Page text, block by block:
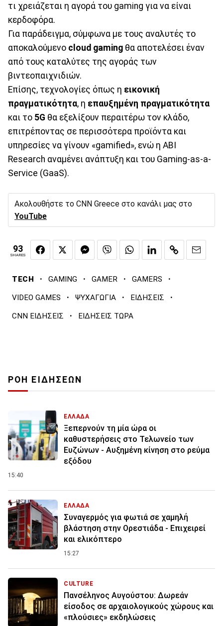
τι χρειάζεται η αγορά του gaming για να είναι
κερδοφόρα.
Για παράδειγμα, σύμφωνα με τους αναλυτές το
αποκαλούμενο cloud gaming θα αποτελέσει έναν
από τους καταλύτες της αγοράς των
βιντεοπαιχνιδιών.
Επίσης, τεχνολογίες όπως η εικονική
πραγματικότητα, η επαυξημένη πραγματικότητα
και το 5G θα εξελίξουν περαιτέρω τον κλάδο,
επιτρέποντας σε περισσότερα προϊόντα και
υπηρεσίες να γίνουν «gamified», ενώ η ABI
Research αναμένει ανάπτυξη και του Gaming-as-a-
Service (GaaS).
Ακολουθήστε το CNN Greece στο κανάλι μας στο
YouTube
93
SHARES
TECH · GAMING · GAMER · GAMERS ·
VIDEO GAMES · ΨΥΧΑΓΩΓΙΑ · ΕΙΔΗΣΕΙΣ ·
CNN ΕΙΔΗΣΕΙΣ · ΕΙΔΗΣΕΙΣ ΤΩΡΑ
ΡΟΗ ΕΙΔΗΣΕΩΝ
ΕΛΛΑΔΑ
Ξεπερνούν τη μία ώρα οι
καθυστερήσεις στο Τελωνείο των
Ευζώνων - Αυξημένη κίνηση στο ρεύμα
εξόδου
15:40
ΕΛΛΑΔΑ
Συναγερμός για φωτιά σε χαμηλή
βλάστηση στην Ορεστιάδα - Επιχειρεί
και ελικόπτερο
15:27
CULTURE
Πανσέληνος Αυγούστου: Δωρεάν
είσοδος σε αρχαιολογικούς χώρους και
«πλούσιες» εκδηλώσεις